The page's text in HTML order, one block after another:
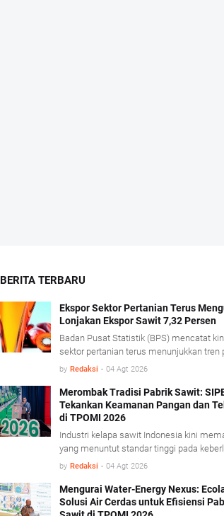
BERITA TERBARU
Ekspor Sektor Pertanian Terus
Lonjakan Ekspor Sawit 7,32 Persen
Badan Pusat Statistik (BPS) mencatat
sektor pertanian terus menunjukkan tren
pendorong kinerja tersebut berasal dari
turunannya yang mencatat pertumbuhan
signifikan. BPS mencatat, sepanjang
nilai ekspor CPO dan produk turunannya
persen dibandingkan periode yang sama
didorong penguatan harga CPO di pasar
by Redaksi - 04 Agt 2026
Merombak Tradisi Pabrik Sawit:
Tekankan Keamanan Pangan dan
di TPOMI 2026
Industri kelapa sawit Indonesia kini
yang menuntut standar tinggi pada
keamanan pangan, dan adaptasi
(TPOMI) 2026 yang berlangsung di
Utara, Kamis (9/7/2026), SIPEF Group/
by Redaksi - 04 Agt 2026
Mengurai Water-Energy Nexus:
Solusi Air Cerdas untuk Efisiensi